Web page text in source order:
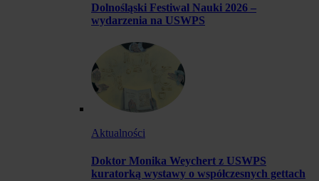
Dolnośląski Festiwal Nauki 2026 –
wydarzenia na USWPS
Aktualności
Doktor Monika Weychert z USWPS
kuratorką wystawy o współczesnych gettach